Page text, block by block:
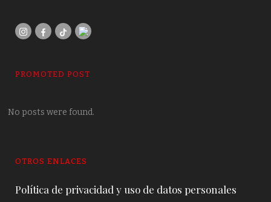
PROMOTED POST
No posts were found.
OTROS ENLACES
Política de privacidad y uso de datos personales